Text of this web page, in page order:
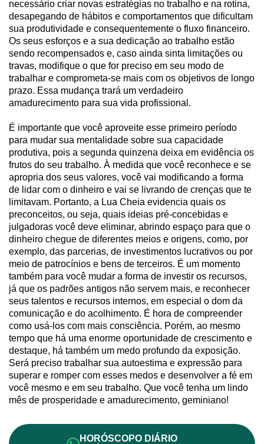
necessário criar novas estratégias no trabalho e na rotina,
desapegando de hábitos e comportamentos que dificultam
sua produtividade e consequentemente o fluxo financeiro.
Os seus esforços e a sua dedicação ao trabalho estão
sendo recompensados e, caso ainda sinta limitações ou
travas, modifique o que for preciso em seu modo de
trabalhar e comprometa-se mais com os objetivos de longo
prazo. Essa mudança trará um verdadeiro
amadurecimento para sua vida profissional.
É importante que você aproveite esse primeiro período
para mudar sua mentalidade sobre sua capacidade
produtiva, pois a segunda quinzena deixa em evidência os
frutos do seu trabalho. À medida que você reconhece e se
apropria dos seus valores, você vai modificando a forma
de lidar com o dinheiro e vai se livrando de crenças que te
limitavam. Portanto, a Lua Cheia evidencia quais os
preconceitos, ou seja, quais ideias pré-concebidas e
julgadoras você deve eliminar, abrindo espaço para que o
dinheiro chegue de diferentes meios e origens, como, por
exemplo, das parcerias, de investimentos lucrativos ou por
meio de patrocínios e bens de terceiros. É um momento
também para você mudar a forma de investir os recursos,
já que os padrões antigos não servem mais, e reconhecer
seus talentos e recursos internos, em especial o dom da
comunicação e do acolhimento. É hora de compreender
como usá-los com mais consciência. Porém, ao mesmo
tempo que há uma enorme oportunidade de crescimento e
destaque, há também um medo profundo da exposição.
Será preciso trabalhar sua autoestima e expressão para
superar e romper com esses medos e desenvolver a fé em
você mesmo e em seu trabalho. Que você tenha um lindo
mês de prosperidade e amadurecimento, geminiano!
HORÓSCOPO DIÁRIO